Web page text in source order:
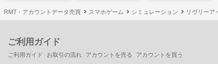
RMT・アカウントデータ売買 スマホゲーム シミュレーション リヴリーア
ご利用ガイド
ご利用ガイド お取引の流れ アカウントを売る
アカウントを買う